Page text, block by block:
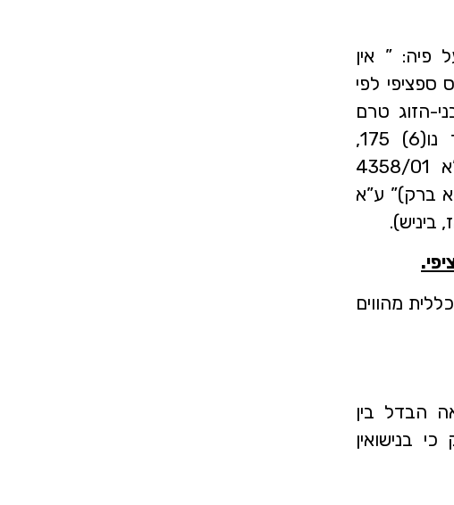
פיה: ” אין
ספציפי לפי
הזוג טרם
הנישואין (ראו גם: רע”א 8672/00 אבו-רומי נ’ אבו-רומי, פ”ד נו(6) 175,
בפיסקאות 9-10 לפסק-דינה של השופטת שטרסברג-כהן; רע”א 4358/01
דינו של הנשיא ברק)” ע”א
מהווים
הבדל בין
בנישואין